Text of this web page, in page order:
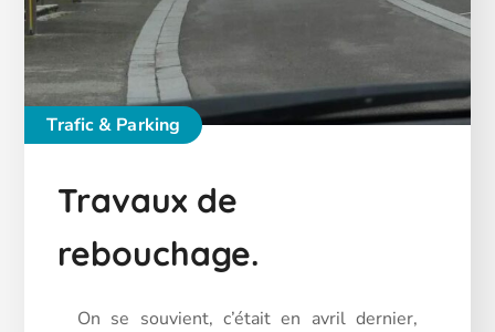
Trafic & Parking
Travaux de
rebouchage.
On se souvient, c’était en avril dernier,